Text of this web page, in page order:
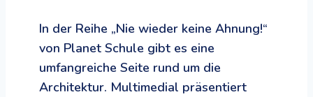
In der Reihe „Nie wieder keine Ahnung!“
von Planet Schule gibt es eine
umfangreiche Seite rund um die
Architektur. Multimedial präsentiert